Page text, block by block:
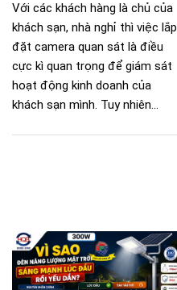
Với các khách hàng là chủ của
khách sạn, nhà nghỉ thì việc lắp
đặt camera quan sát là điều
cực kì quan trọng để giám sát
hoạt động kinh doanh của
khách sạn mình. Tuy nhiên...